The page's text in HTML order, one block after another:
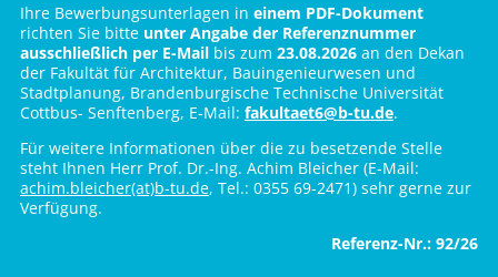
Ihre Bewerbungsunterlagen in einem PDF-Dokument
richten Sie bitte unter Angabe der Referenznummer
ausschließlich per E-Mailbis zum 23.08.2026an den Dekan
der Fakultät für Architektur, Bauingenieurwesen und
Stadtplanung, Brandenburgische Technische Universität
Cottbus- Senftenberg, E-Mail: fakultaet6@b-tu.de.
Für weitere Informationen über die zu besetzende Stelle
steht Ihnen Herr Prof. Dr.-Ing. Achim Bleicher (E-Mail:
achim.bleicher(at)b-tu.de, Tel.: 0355 69-2471) sehr gerne zur
Verfügung.
Referenz-Nr.:92/26